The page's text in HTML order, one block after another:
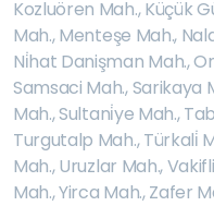
Kozluören Mah.,Küçük
Mah.,Menteşe Mah.,
Ni̇hat Danişman Mah.,
Samsaci Mah.,Sarikaya
Mah.,Sultani̇ye Mah.,
Turgutalp Mah.,Türkali̇
Mah.,Uruzlar Mah.,
Mah.,Yirca Mah.,Zafer